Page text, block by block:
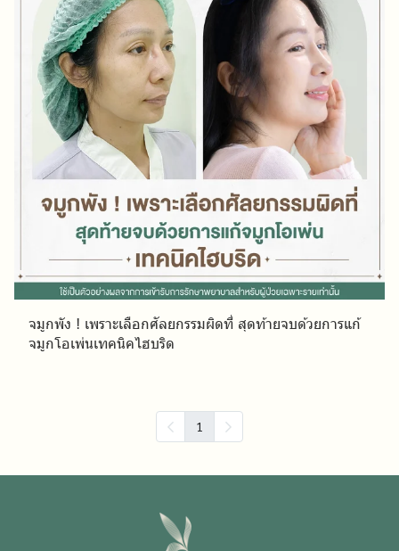
จมูกพัง ! เพราะเลือกศัลยกรรมผิดที่ สุดท้ายจบด้วยการแก้
จมูกโอเพ่นเทคนิคไฮบริด
1